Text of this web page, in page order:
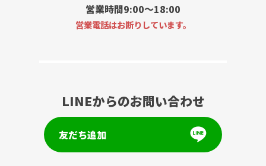
営業時間9:00～18:00
営業電話はお断りしています。
LINEからのお問い合わせ
友だち追加